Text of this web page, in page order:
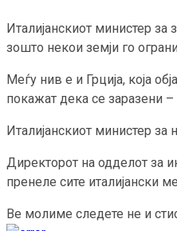
Италијанскиот министер
зошто некои земји го
Меѓу нив е и Грција, која
покажат дека се заразени –
Италијанскиот министер
Директорот на одделот за
пренеле сите италијански
Ве молиме следете не и
Continue